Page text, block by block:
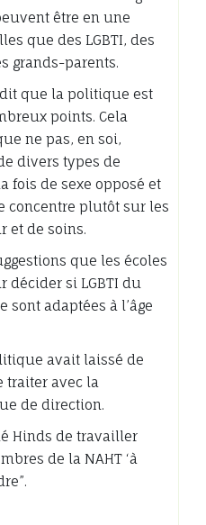
être en une
que des LGBTI, des
grands-parents.
que la politique est
points. Cela
ne pas, en soi,
divers types de
fois de sexe opposé et
concentre plutôt sur les
et de soins.
que les écoles
décider si LGBTI du
sont adaptées à l’âge
avait laissé de
traiter avec la
de direction.
Hinds de travailler
de la NAHT ‘à